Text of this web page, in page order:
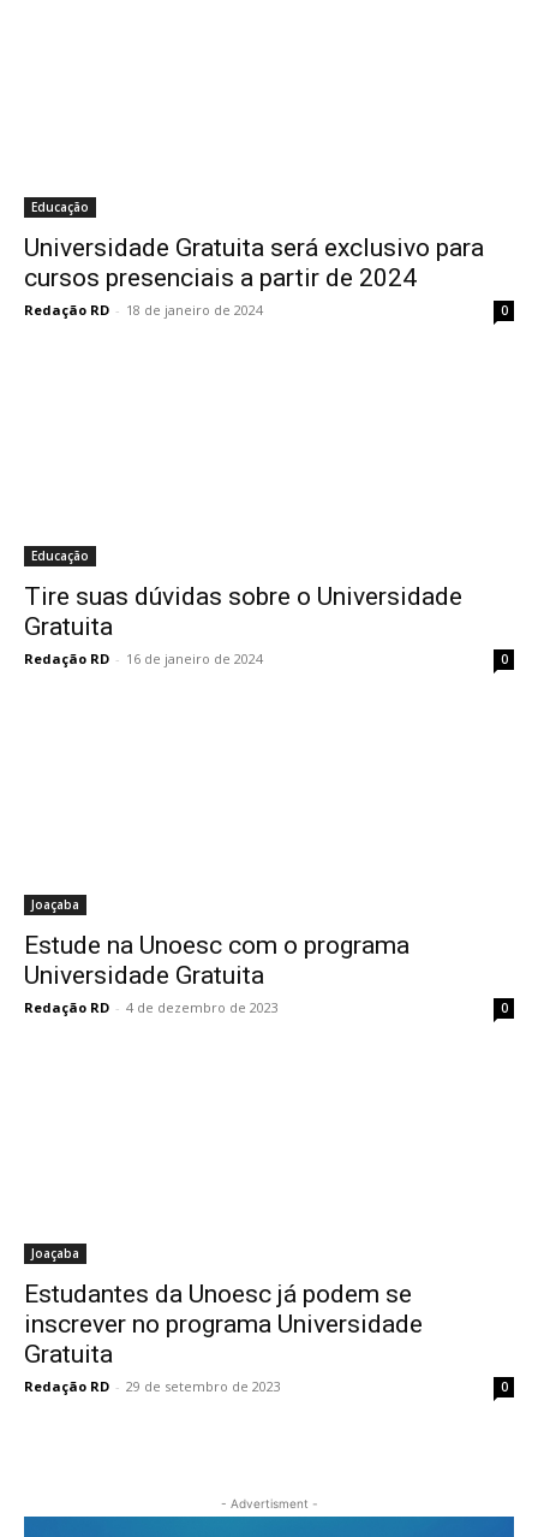
Educação
Universidade Gratuita será exclusivo para
cursos presenciais a partir de 2024
Redação RD - 18 de janeiro de 2024 0
Educação
Tire suas dúvidas sobre o Universidade
Gratuita
Redação RD - 16 de janeiro de 2024 0
Joaçaba
Estude na Unoesc com o programa
Universidade Gratuita
Redação RD - 4 de dezembro de 2023 0
Joaçaba
Estudantes da Unoesc já podem se
inscrever no programa Universidade
Gratuita
Redação RD - 29 de setembro de 2023 0
- Advertisment -